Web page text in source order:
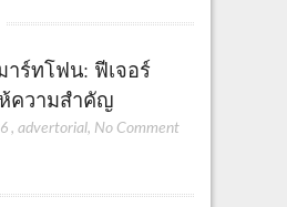
ร์ทโฟน: ฟีเจอร์
ความสำคัญ
, advertorial, No Comment